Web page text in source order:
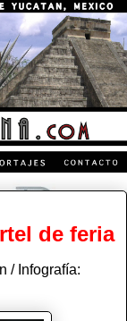
de feria
/ Infografía: